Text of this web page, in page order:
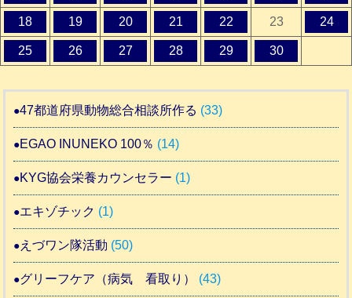
18 19 20 21 22 23 24
25 26 27 28 29 30
47都道府県動物総合相談所作る (33)
EGAO INUNEKO 100％ (14)
KYG協会栄養カウンセラー (1)
エキゾチック (1)
えづワン隊活動 (50)
グリーフケア（病気 看取り） (43)